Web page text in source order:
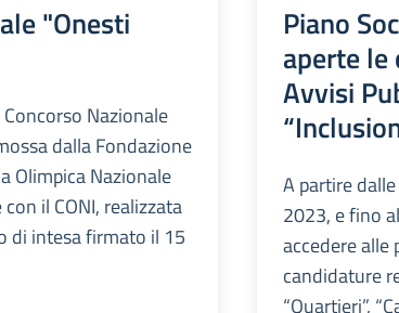
"Onesti
Nazionale
dalla Fondazione
Olimpica Nazionale
il CONI, realizzata
di intesa firmato il 15
Piano
aperte le
Avvisi
A partire
2023, e fino
accedere alle
candidature
“Quartieri”,